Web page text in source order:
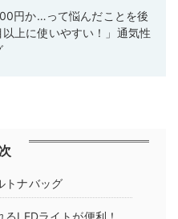
円か…って悩んだことを後
上に使いやすい！」通気性
トナバッグ